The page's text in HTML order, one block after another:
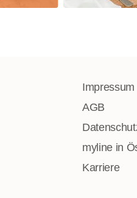
Impressum
AGB
myline in
Karriere